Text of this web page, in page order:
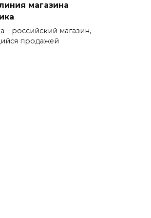
магазина
– российский магазин,
продажей